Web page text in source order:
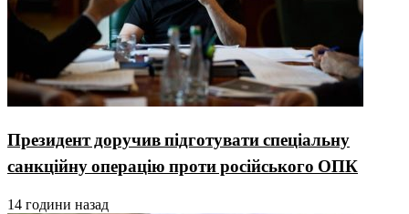
Президент доручив підготувати спеціальну
санкційну операцію проти російського ОПК
14 години назад